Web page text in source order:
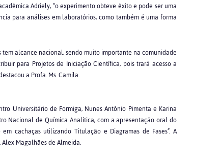
Adriely, “o experimento obteve êxito e pode ser uma
para análises em laboratórios, como também é uma forma
alcance nacional, sendo muito importante na comunidade
para Projetos de Iniciação Científica, pois trará acesso a
a Profa. Ms. Camila.
Universitário de Formiga, Nunes Antônio Pimenta e Karina
Nacional de Química Analítica, com a apresentação oral do
cachaças utilizando Titulação e Diagramas de Fases”. A
Magalhães de Almeida.